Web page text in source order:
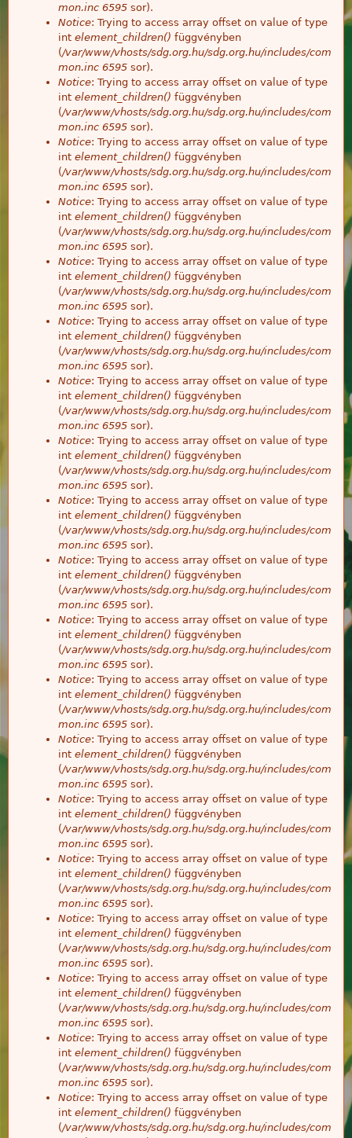
mon.inc 6595 sor).
Notice: Trying to access array offset on value of type
int element_children() függvényben
(/var/www/vhosts/sdg.org.hu/sdg.org.hu/includes/com
mon.inc 6595 sor).
Notice: Trying to access array offset on value of type
int element_children() függvényben
(/var/www/vhosts/sdg.org.hu/sdg.org.hu/includes/com
mon.inc 6595 sor).
Notice: Trying to access array offset on value of type
int element_children() függvényben
(/var/www/vhosts/sdg.org.hu/sdg.org.hu/includes/com
mon.inc 6595 sor).
Notice: Trying to access array offset on value of type
int element_children() függvényben
(/var/www/vhosts/sdg.org.hu/sdg.org.hu/includes/com
mon.inc 6595 sor).
Notice: Trying to access array offset on value of type
int element_children() függvényben
(/var/www/vhosts/sdg.org.hu/sdg.org.hu/includes/com
mon.inc 6595 sor).
Notice: Trying to access array offset on value of type
int element_children() függvényben
(/var/www/vhosts/sdg.org.hu/sdg.org.hu/includes/com
mon.inc 6595 sor).
Notice: Trying to access array offset on value of type
int element_children() függvényben
(/var/www/vhosts/sdg.org.hu/sdg.org.hu/includes/com
mon.inc 6595 sor).
Notice: Trying to access array offset on value of type
int element_children() függvényben
(/var/www/vhosts/sdg.org.hu/sdg.org.hu/includes/com
mon.inc 6595 sor).
Notice: Trying to access array offset on value of type
int element_children() függvényben
(/var/www/vhosts/sdg.org.hu/sdg.org.hu/includes/com
mon.inc 6595 sor).
Notice: Trying to access array offset on value of type
int element_children() függvényben
(/var/www/vhosts/sdg.org.hu/sdg.org.hu/includes/com
mon.inc 6595 sor).
Notice: Trying to access array offset on value of type
int element_children() függvényben
(/var/www/vhosts/sdg.org.hu/sdg.org.hu/includes/com
mon.inc 6595 sor).
Notice: Trying to access array offset on value of type
int element_children() függvényben
(/var/www/vhosts/sdg.org.hu/sdg.org.hu/includes/com
mon.inc 6595 sor).
Notice: Trying to access array offset on value of type
int element_children() függvényben
(/var/www/vhosts/sdg.org.hu/sdg.org.hu/includes/com
mon.inc 6595 sor).
Notice: Trying to access array offset on value of type
int element_children() függvényben
(/var/www/vhosts/sdg.org.hu/sdg.org.hu/includes/com
mon.inc 6595 sor).
Notice: Trying to access array offset on value of type
int element_children() függvényben
(/var/www/vhosts/sdg.org.hu/sdg.org.hu/includes/com
mon.inc 6595 sor).
Notice: Trying to access array offset on value of type
int element_children() függvényben
(/var/www/vhosts/sdg.org.hu/sdg.org.hu/includes/com
mon.inc 6595 sor).
Notice: Trying to access array offset on value of type
int element_children() függvényben
(/var/www/vhosts/sdg.org.hu/sdg.org.hu/includes/com
mon.inc 6595 sor).
Notice: Trying to access array offset on value of type
int element_children() függvényben
(/var/www/vhosts/sdg.org.hu/sdg.org.hu/includes/com
mon.inc 6595 sor).
Notice: Trying to access array offset on value of type
int element_children() függvényben
(/var/www/vhosts/sdg.org.hu/sdg.org.hu/includes/com